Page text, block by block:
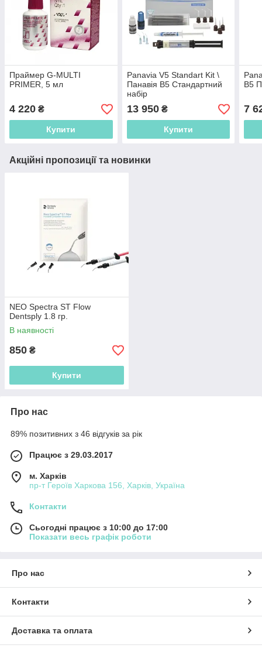
Праймер G-MULTI
PRIMER, 5 мл
4 220 ₴
Купити
Panavia V5 Standart Kit \
Панавія В5 Стандартний
набір
13 950₴
Купити
В5
7
Акційні пропозиції та новинки
NEO Spectra ST Flow
Dentsply 1.8 гр.
В наявності
850 ₴
Купити
Про нас
89% позитивних з 46 відгуків за рік
Працює з 29.03.2017
м. Харків
пр-т Героїв Харкова 156, Харків, Україна
Контакти
Сьогодні працює з 10:00 до 17:00
Показати весь графік роботи
Про нас
Контакти
Доставка та оплата